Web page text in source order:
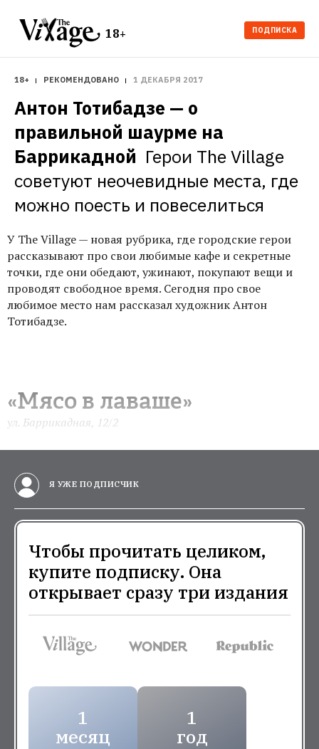
18+ ПОДПИСКА
18+ РЕКОМЕНДОВАНО 1 ДЕКАБРЯ 2017
Антон Тотибадзе — о
правильной шаурме на
Баррикадной Герои The Village
советуют неочевидные места, где
можно поесть и повеселиться
У The Village — новая рубрика, где городские герои
рассказывают про свои любимые кафе и секретные
точки, где они обедают, ужинают, покупают вещи и
проводят свободное время. Сегодня про свое
любимое место нам рассказал художник Антон
Тотибадзе.
«Мясо в лаваше»
ул. Баррикадная, 12/2
Я УЖЕ ПОДПИСЧИК
Чтобы прочитать целиком,
купите подписку. Она
открывает сразу три издания
1
месяц
1
год